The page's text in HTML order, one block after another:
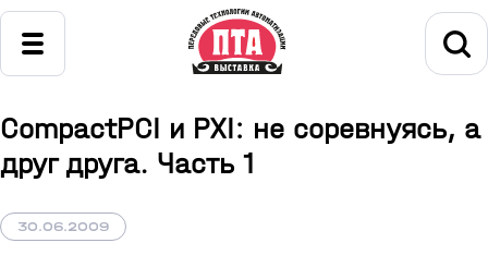
CompactPCI и PXI: не соревнуясь,
друг друга. Часть 1
30.06.2009